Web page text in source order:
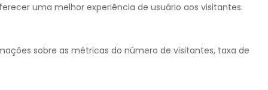
uma melhor experiência de usuário aos visitantes.
sobre as métricas do número de visitantes, taxa de